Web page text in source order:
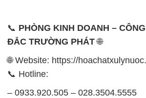
📞 PHÒNG KINH DOANH –
ĐẮC TRƯỜNG PHÁT🌐
🌐 Website: https://
📞 Hotline:
– 0933.920.505 – 028.3504.5555